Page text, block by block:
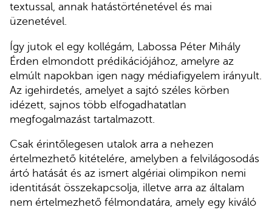
textussal, annak hatástörténetével és mai
üzenetével.
Így jutok el egy kollégám, Labossa Péter Mihály
Érden elmondott prédikációjához, amelyre az
elmúlt napokban igen nagy médiafigyelem irányult.
Az igehirdetés, amelyet a sajtó széles körben
idézett, sajnos több elfogadhatatlan
megfogalmazást tartalmazott.
Csak érintőlegesen utalok arra a nehezen
értelmezhető kitételére, amelyben a felvilágosodás
ártó hatását és az ismert algériai olimpikon nemi
identitását összekapcsolja, illetve arra az általam
nem értelmezhető félmondatára, amely egy kiváló